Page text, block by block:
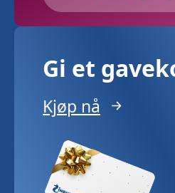
Gi et
Kjøp nå